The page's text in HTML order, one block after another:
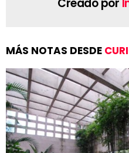
MÁS NOTAS DESDE